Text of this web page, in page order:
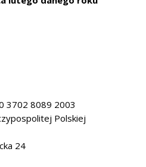
3702 8089 2003
Polskiej
24